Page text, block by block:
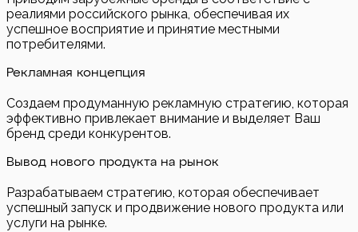
реалиями российского рынка, обеспечивая их
успешное восприятие и принятие местными
потребителями.
Рекламная концепция
Создаем продуманную рекламную стратегию, которая
эффективно привлекает внимание и выделяет Ваш
бренд среди конкурентов.
Вывод нового продукта на рынок
Разрабатываем стратегию, которая обеспечивает
успешный запуск и продвижение нового продукта или
услуги на рынке.